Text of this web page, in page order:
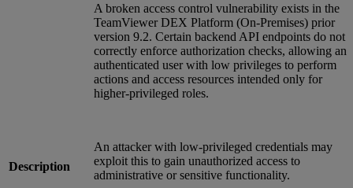
Description
A broken access control vulnerability exists in the
TeamViewer DEX Platform (On‑Premises) prior
version 9.2. Certain backend API endpoints do not
correctly enforce authorization checks, allowing an
authenticated user with low privileges to perform
actions and access resources intended only for
higher‑privileged roles.
An attacker with low‑privileged credentials may
exploit this to gain unauthorized access to
administrative or sensitive functionality.